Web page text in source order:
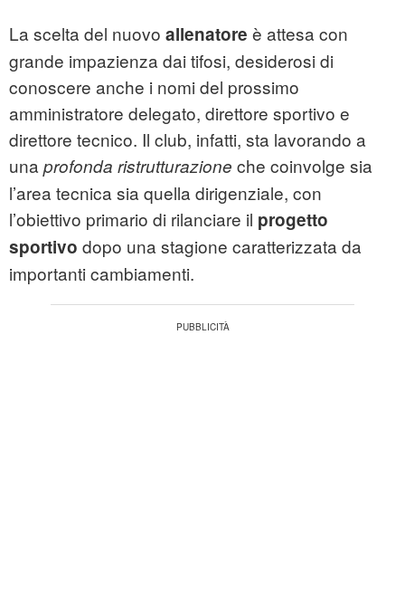
La scelta del nuovo allenatore è attesa con
grande impazienza dai tifosi, desiderosi di
conoscere anche i nomi del prossimo
amministratore delegato, direttore sportivo e
direttore tecnico. Il club, infatti, sta lavorando a
una profonda ristrutturazione che coinvolge sia
l’area tecnica sia quella dirigenziale, con
l’obiettivo primario di rilanciare il progetto
sportivo dopo una stagione caratterizzata da
importanti cambiamenti.